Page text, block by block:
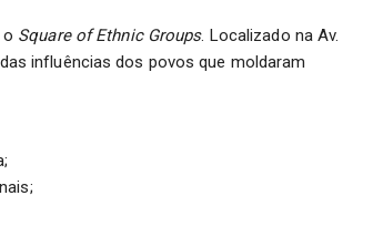
Square of Ethnic Groups. Localizado na Av.
influências dos povos que moldaram